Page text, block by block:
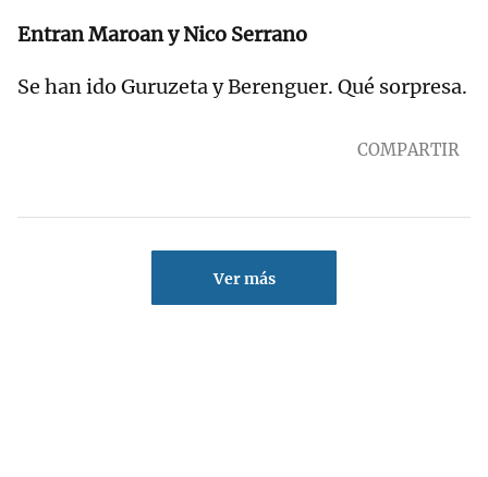
Entran Maroan y Nico Serrano
Se han ido Guruzeta y Berenguer. Qué sorpresa.
COMPARTIR
Ver más